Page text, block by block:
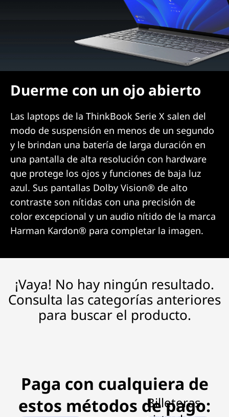
Duerme con un ojo abierto
Las laptops de la ThinkBook Serie X salen del
modo de suspensión en menos de un segundo
y le brindan una batería de larga duración en
una pantalla de alta resolución con hardware
que protege los ojos y funciones de baja luz
azul. Sus pantallas Dolby Vision® de alto
contraste son nítidas con una precisión de
color excepcional y un audio nítido de la marca
Harman Kardon® para completar la imagen.
¡Vaya! No hay ningún resultado.
Consulta las categorías anteriores
para buscar el producto.
Paga con cualquiera de
estos métodos de pago: